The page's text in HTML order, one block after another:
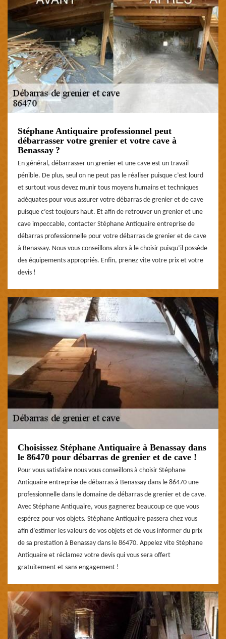
Stéphane Antiquaire professionnel peut
débarrasser votre grenier et votre cave à
Benassay ?
En général, débarrasser un grenier et une cave est un travail
pénible. De plus, seul on ne peut pas le réaliser puisque c’est lourd
et surtout vous devez munir tous moyens humains et techniques
adéquates pour vous assurer votre débarras de grenier et de cave
puisque c’est toujours haut. Et afin de retrouver un grenier et une
cave impeccable, contacter Stéphane Antiquaire entreprise de
débarras professionnelle pour votre débarras de grenier et de cave
à Benassay. Nous vous conseillons alors à le choisir puisqu’il possède
des équipements appropriés. Enfin, prenez vite votre prix et votre
devis !
Choisissez Stéphane Antiquaire à Benassay dans
le 86470 pour débarras de grenier et de cave !
Pour vous satisfaire nous vous conseillons à choisir Stéphane
Antiquaire entreprise de débarras à Benassay dans le 86470 une
professionnelle dans le domaine de débarras de grenier et de cave.
Avec Stéphane Antiquaire, vous gagnerez beaucoup ce que vous
espérez pour vos objets. Stéphane Antiquaire passera chez vous
afin d’estimer les valeurs de vos objets et de vous informer du prix
de sa prestation à Benassay dans le 86470. Appelez vite Stéphane
Antiquaire et réclamez votre devis qui vous sera offert
gratuitement et sans engagement !